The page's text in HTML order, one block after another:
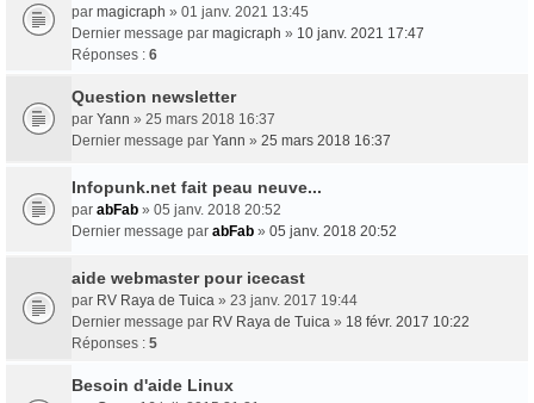
par magicraph » 01 janv. 2021 13:45
Dernier message par magicraph » 10 janv. 2021 17:47
Réponses : 6
Question newsletter
par Yann » 25 mars 2018 16:37
Dernier message par Yann » 25 mars 2018 16:37
Infopunk.net fait peau neuve...
par abFab » 05 janv. 2018 20:52
Dernier message par abFab » 05 janv. 2018 20:52
aide webmaster pour icecast
par RV Raya de Tuica » 23 janv. 2017 19:44
Dernier message par RV Raya de Tuica » 18 févr. 2017 10:22
Réponses : 5
Besoin d'aide Linux